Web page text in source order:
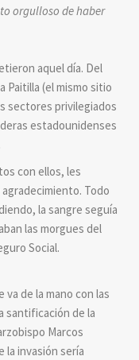
orgulloso de haber
aquel día. Del
Paitilla (el mismo sitio
sectores privilegiados
estadounidenses
con ellos, les
Todo
la sangre seguía
las morgues del
Social.
va de la mano con las
santificación de la
Marcos
la invasión sería